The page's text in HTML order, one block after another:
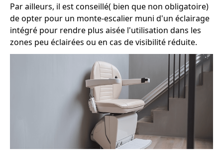
Par ailleurs, il est conseillé( bien que non obligatoire)
de opter pour un monte-escalier muni d'un éclairage
intégré pour rendre plus aisée l'utilisation dans les
zones peu éclairées ou en cas de visibilité réduite.